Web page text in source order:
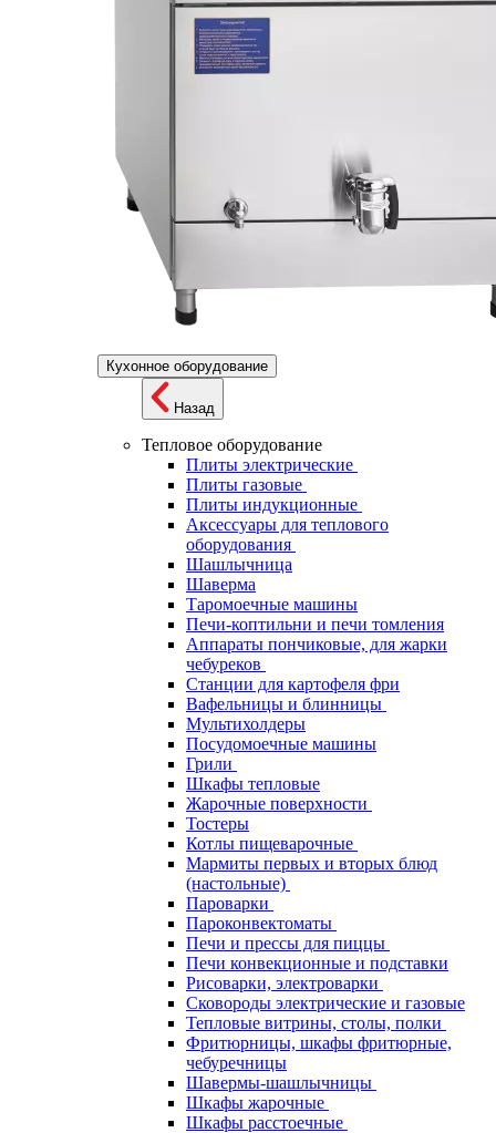
Кухонное оборудование
Назад
Тепловое оборудование
Плиты электрические
Плиты газовые
Плиты индукционные
Аксессуары для теплового
оборудования
Шашлычница
Шаверма
Таромоечные машины
Печи-коптильни и печи томления
Аппараты пончиковые, для жарки
чебуреков
Станции для картофеля фри
Вафельницы и блинницы
Мультихолдеры
Посудомоечные машины
Грили
Шкафы тепловые
Жарочные поверхности
Тостеры
Котлы пищеварочные
Мармиты первых и вторых блюд
(настольные)
Пароварки
Пароконвектоматы
Печи и прессы для пиццы
Печи конвекционные и подставки
Рисоварки, электроварки
Сковороды электрические и газовые
Тепловые витрины, столы, полки
Фритюрницы, шкафы фритюрные,
чебуречницы
Шавермы-шашлычницы
Шкафы жарочные
Шкафы расстоечные